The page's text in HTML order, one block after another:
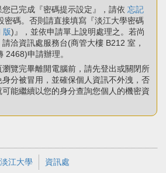
已完成『密碼提示設定』，請依 忘記
密碼。否則請直接填寫『淡江大學密碼
版)』，並依申請單上說明處理之。若尚
洽資訊處服務台(商管大樓 B212 室，
2468)申請辦理。
覽完畢離開電腦前，請先登出或關閉所
分被冒用，並確保個人資訊不外洩，否
能繼續以您的身分查詢您個人的機密資
淡江大學 資訊處